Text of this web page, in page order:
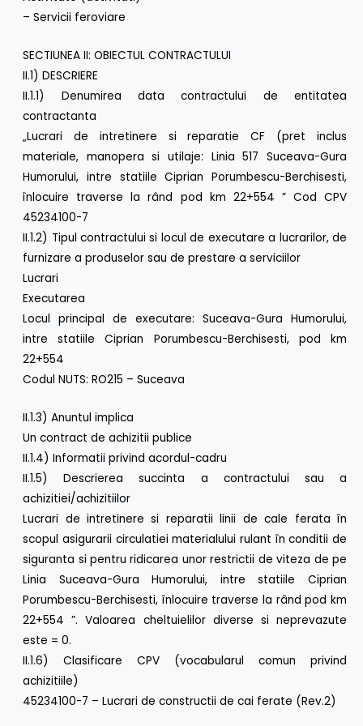
– Servicii feroviare
SECTIUNEA II: OBIECTUL CONTRACTULUI
II.1) DESCRIERE
II.1.1) Denumirea data contractului de entitatea
contractanta
„Lucrari de intretinere si reparatie CF (pret inclus
materiale, manopera si utilaje: Linia 517 Suceava-Gura
Humorului, intre statiile Ciprian Porumbescu-Berchisesti,
înlocuire traverse la rând pod km 22+554 ” Cod CPV
45234100-7
II.1.2) Tipul contractului si locul de executare a lucrarilor, de
furnizare a produselor sau de prestare a serviciilor
Lucrari
Executarea
Locul principal de executare: Suceava-Gura Humorului,
intre statiile Ciprian Porumbescu-Berchisesti, pod km
22+554
Codul NUTS: RO215 – Suceava
II.1.3) Anuntul implica
Un contract de achizitii publice
II.1.4) Informatii privind acordul-cadru
II.1.5) Descrierea succinta a contractului sau a
achizitiei/achizitiilor
Lucrari de intretinere si reparatii linii de cale ferata în
scopul asigurarii circulatiei materialului rulant în conditii de
siguranta si pentru ridicarea unor restrictii de viteza de pe
Linia Suceava-Gura Humorului, intre statiile Ciprian
Porumbescu-Berchisesti, înlocuire traverse la rând pod km
22+554 ”. Valoarea cheltuielilor diverse si neprevazute
este = 0.
II.1.6) Clasificare CPV (vocabularul comun privind
achizitiile)
45234100-7 – Lucrari de constructii de cai ferate (Rev.2)